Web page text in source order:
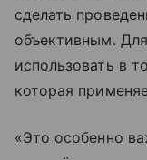
сделать
объективным.
использовать в
которая
«Это особенно